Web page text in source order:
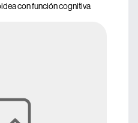
con función cognitiva